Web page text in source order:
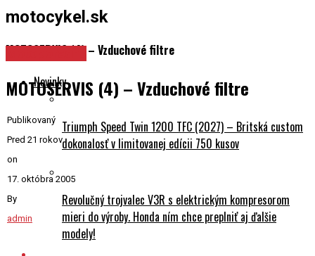
dokonalosť v limitovanej edícii 750 kusov
Revolučný trojvalec V3R s elektrickým kompresorom
mieri do výroby. Honda ním chce preplniť aj ďalšie
modely!
MOTOSERVIS (4) – Vzduchové filtre
Pred 21 rokov
on
17. októbra 2005
By
admin